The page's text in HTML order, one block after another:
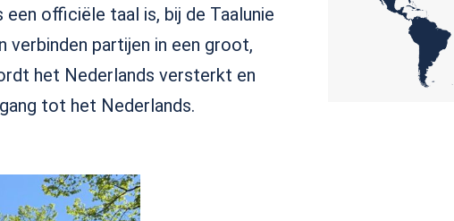
officiële taal is, bij de Taalunie
verbinden partijen in een groot,
het Nederlands versterkt en
tot het Nederlands.